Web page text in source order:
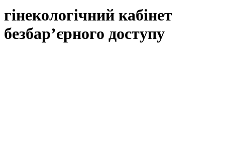
гінекологічний кабінет
безбар’єрного доступу